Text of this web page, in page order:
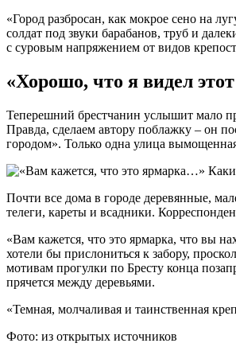
«Город разбросан, как мокрое сено на
солдат под звуки барабанов, труб и
с суровым напряжением от видов
«Хорошо, что я видел
Теперешний брестчанин услышит мало
Правда, сделаем автору поблажку – он
городом». Только одна улица
Почти все дома в городе деревянные,
телеги, кареты и всадники.
«Вам кажется, что это ярмарка, что вы
хотели бы прислониться к забору,
мотивам прогулки по Бресту конца
прячется между деревьями.
«Темная, молчаливая и таинственная
Фото: из открытых источников